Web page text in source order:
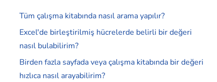
Tüm çalışma kitabında nasıl arama yapılır?
Excel'de birleştirilmiş hücrelerde belirli bir değeri
nasıl bulabilirim?
Birden fazla sayfada veya çalışma kitabında bir değeri
hızlıca nasıl arayabilirim?